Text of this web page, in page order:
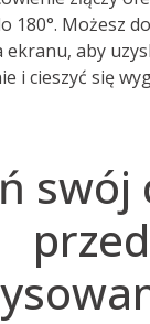
180°. Możesz
ekranu, aby
i cieszyć się
swój
przed